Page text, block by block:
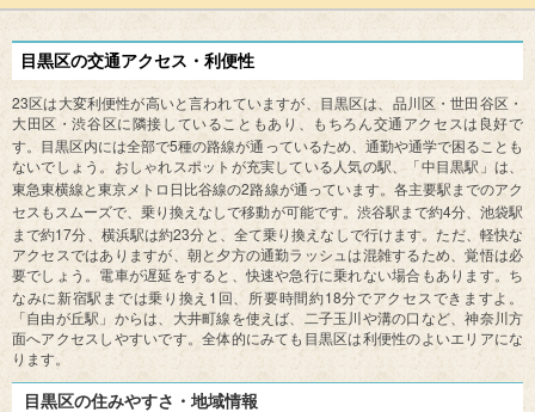
目黒区の交通アクセス・利便性
23区は大変利便性が高いと言われていますが、目黒区は、品川区・世田谷区・
大田区・渋谷区に隣接していることもあり、もちろん交通アクセスは良好で
す。目黒区内には全部で5種の路線が通っているため、通勤や通学で困ることも
ないでしょう。おしゃれスポットが充実している人気の駅、「中目黒駅」は、
東急東横線と東京メトロ日比谷線の2路線が通っています。各主要駅までのアク
セスもスムーズで、乗り換えなしで移動が可能です。渋谷駅まで約4分、池袋駅
まで約17分、横浜駅は約23分と、全て乗り換えなしで行けます。ただ、軽快な
アクセスではありますが、朝と夕方の通勤ラッシュは混雑するため、覚悟は必
要でしょう。電車が遅延をすると、快速や急行に乗れない場合もあります。ち
なみに新宿駅までは乗り換え 1 回、所要時間約18分でアクセスできますよ。
「自由が丘駅」からは、大井町線を使えば、二子玉川や溝の口など、神奈川方
面へアクセスしやすいです。全体的にみても目黒区は利便性のよいエリアにな
ります。
目黒区の住みやすさ・地域情報